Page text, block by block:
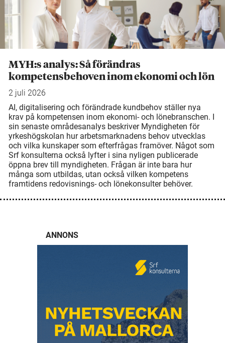
MYH:s analys: Så förändras
kompetensbehoven inom ekonomi och lön
2 juli 2026
AI, digitalisering och förändrade kundbehov ställer nya
krav på kompetensen inom ekonomi- och lönebranschen. I
sin senaste områdesanalys beskriver Myndigheten för
yrkeshögskolan hur arbetsmarknadens behov utvecklas
och vilka kunskaper som efterfrågas framöver. Något som
Srf konsulterna också lyfter i sina nyligen publicerade
öppna brev till myndigheten. Frågan är inte bara hur
många som utbildas, utan också vilken kompetens
framtidens redovisnings- och lönekonsulter behöver.
ANNONS